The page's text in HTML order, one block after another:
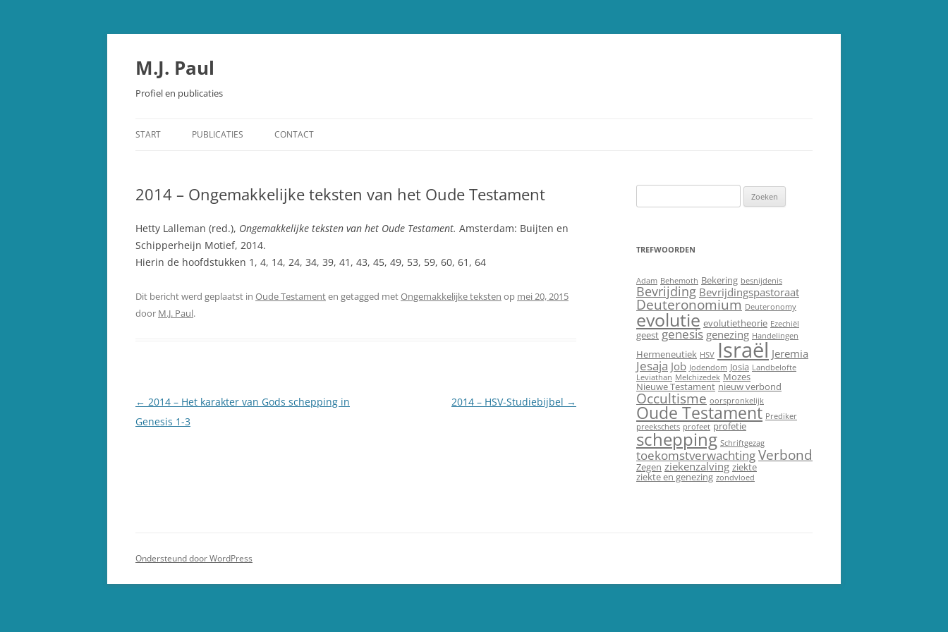
Spring
M.J. Paul
Profiel en publicaties
START PUBLICATIES
STUDIEBIJBEL OUDE TESTAMENT
SCHEPPING EN EVOLUTIE
OVERIGE PUBLICATIES
CONTACT
2014 – Ongemakkelijke teksten van het Oude Testament
Hetty Lalleman (red.), Ongemakkelijke teksten van het Oude Testament. Amsterdam: Buijten en
Schipperheijn Motief, 2014.
Hierin de hoofdstukken 1, 4, 14, 24, 34, 39, 41, 43, 45, 49, 53, 59, 60, 61, 64
Dit bericht werd geplaatst in Oude Testamenten getagged metOngemakkelijke teksten op mei 20, 2015
door M.J. Paul.
Berichtnavigatie
← 2014 – Het karakter van Gods schepping in
Genesis 1-3
2014 – HSV-Studiebijbel →
naar:
TREFWOORDEN
Adam Behemoth Bekering besnijdenis
Bevrijding Bevrijdingspastoraat
Deuteronomium Deuteronomy
evolutie evolutietheorie Ezechiël
geest genesis genezing Handelingen
Hermeneutiek HSV Israël Jeremia
Jesaja Job Jodendom Josia Landbelofte
Leviathan Melchizedek Mozes
Nieuwe Testament nieuw verbond
Occultisme oorspronkelijk
Oude Testament Prediker
preekschets profeet profetie
schepping Schriftgezag
toekomstverwachtingVerbond
Zegen ziekenzalving ziekte
ziekte en genezing zondvloed
Ondersteund door WordPress